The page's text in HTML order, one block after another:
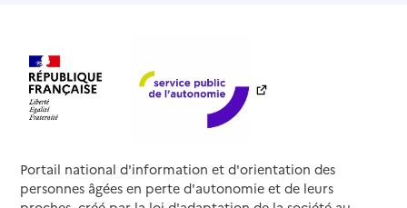
Portail national d'information et d'orientation des
personnes âgées en perte d'autonomie et de leurs